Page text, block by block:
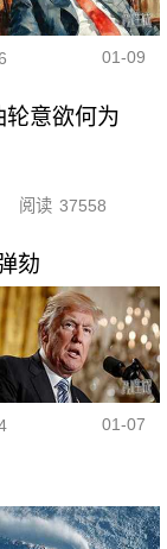
01-09
轮意欲何为
阅读 37558
劾
01-07